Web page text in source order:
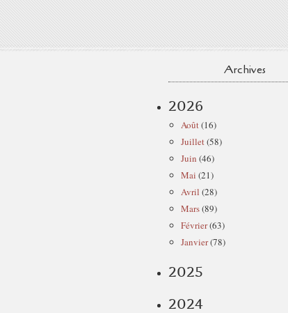
Archives
2026
Août(16)
Juillet(58)
Juin (46)
Mai (21)
Avril (28)
Mars(89)
Février(63)
Janvier(78)
2025
2024